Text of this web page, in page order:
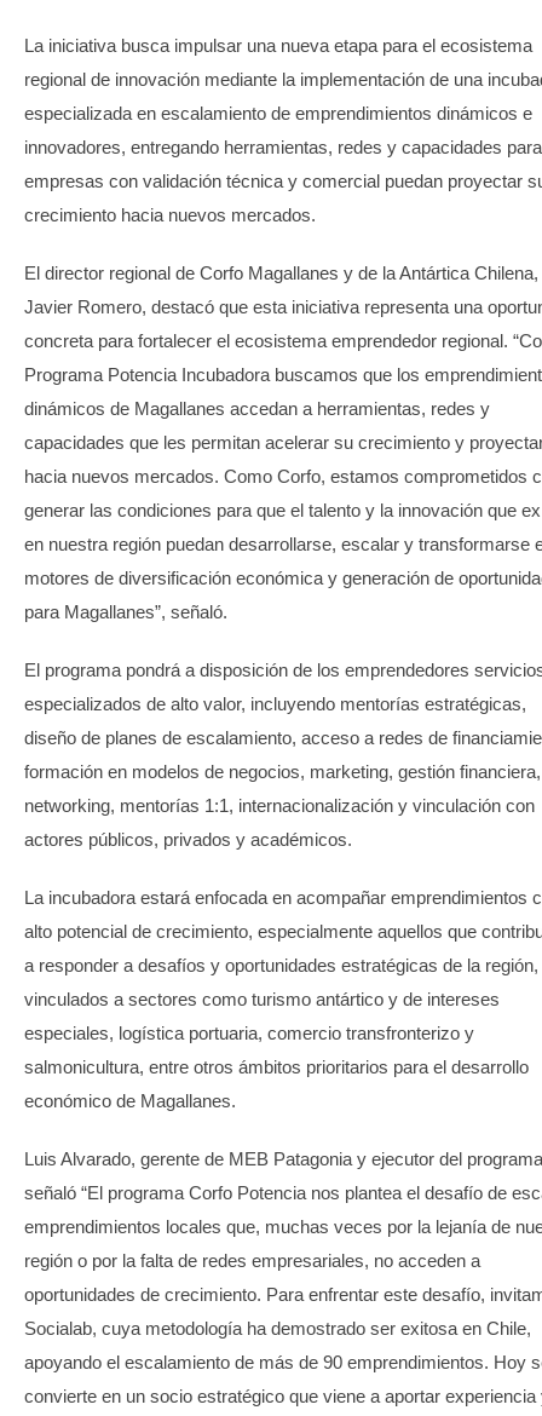
La iniciativa busca impulsar una nueva etapa para el ecosistema
regional de innovación mediante la implementación de una
especializada en escalamiento de emprendimientos dinámicos e
innovadores, entregando herramientas, redes y capacidades
empresas con validación técnica y comercial puedan proyectar
crecimiento hacia nuevos mercados.
El director regional de Corfo Magallanes y de la Antártica Chilena,
Javier Romero, destacó que esta iniciativa representa una
concreta para fortalecer el ecosistema emprendedor regional.
Programa Potencia Incubadora buscamos que los
dinámicos de Magallanes accedan a herramientas, redes y
capacidades que les permitan acelerar su crecimiento y
hacia nuevos mercados. Como Corfo, estamos comprometidos
generar las condiciones para que el talento y la innovación que
en nuestra región puedan desarrollarse, escalar y transformarse
motores de diversificación económica y generación de
para Magallanes”, señaló.
El programa pondrá a disposición de los emprendedores
especializados de alto valor, incluyendo mentorías estratégicas,
diseño de planes de escalamiento, acceso a redes de
formación en modelos de negocios, marketing, gestión financiera,
networking, mentorías 1:1, internacionalización y vinculación con
actores públicos, privados y académicos.
La incubadora estará enfocada en acompañar emprendimientos
alto potencial de crecimiento, especialmente aquellos que
a responder a desafíos y oportunidades estratégicas de la región,
vinculados a sectores como turismo antártico y de intereses
especiales, logística portuaria, comercio transfronterizo y
salmonicultura, entre otros ámbitos prioritarios para el desarrollo
económico de Magallanes.
Luis Alvarado, gerente de MEB Patagonia y ejecutor del
señaló “El programa Corfo Potencia nos plantea el desafío de
emprendimientos locales que, muchas veces por la lejanía de
región o por la falta de redes empresariales, no acceden a
oportunidades de crecimiento. Para enfrentar este desafío,
Socialab, cuya metodología ha demostrado ser exitosa en Chile,
apoyando el escalamiento de más de 90 emprendimientos. Hoy
convierte en un socio estratégico que viene a aportar experiencia